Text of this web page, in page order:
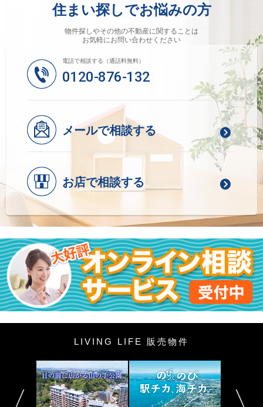
住まい探しでお悩みの方
物件探しやその他の不動産に関することは
お気軽にお問い合わせください
電話で相談する（通話料無料）
0120-876-132
メールで相談する
お店で相談する
LIVING LIFE 販売物件